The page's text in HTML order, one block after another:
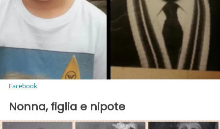
Facebook
Nonna, figlia e nipote